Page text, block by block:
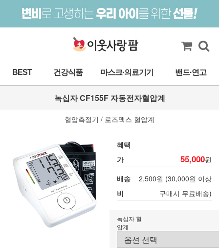
BEST 건강식품 마스크·의료기기 밴드·연고
녹십자 CF155F 자동전자혈압계
혈압측정기 / 로즈맥스 혈압계
혜택
가
55,000원
배송
비
2,500원 (30,000원 이상
구매시 무료배송)
녹십자 혈
압계